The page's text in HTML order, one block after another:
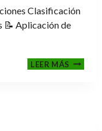
Clasificación
📝 Aplicación de
LEER MÁSFASE